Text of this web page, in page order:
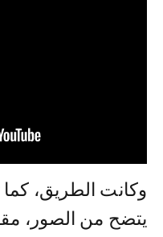
وكانت الطريق، كما
يتضح من الصور،